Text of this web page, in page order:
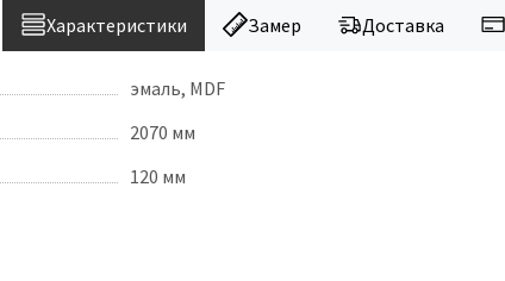
Характеристики Замер Доставка
эмаль, MDF
2070 мм
120 мм